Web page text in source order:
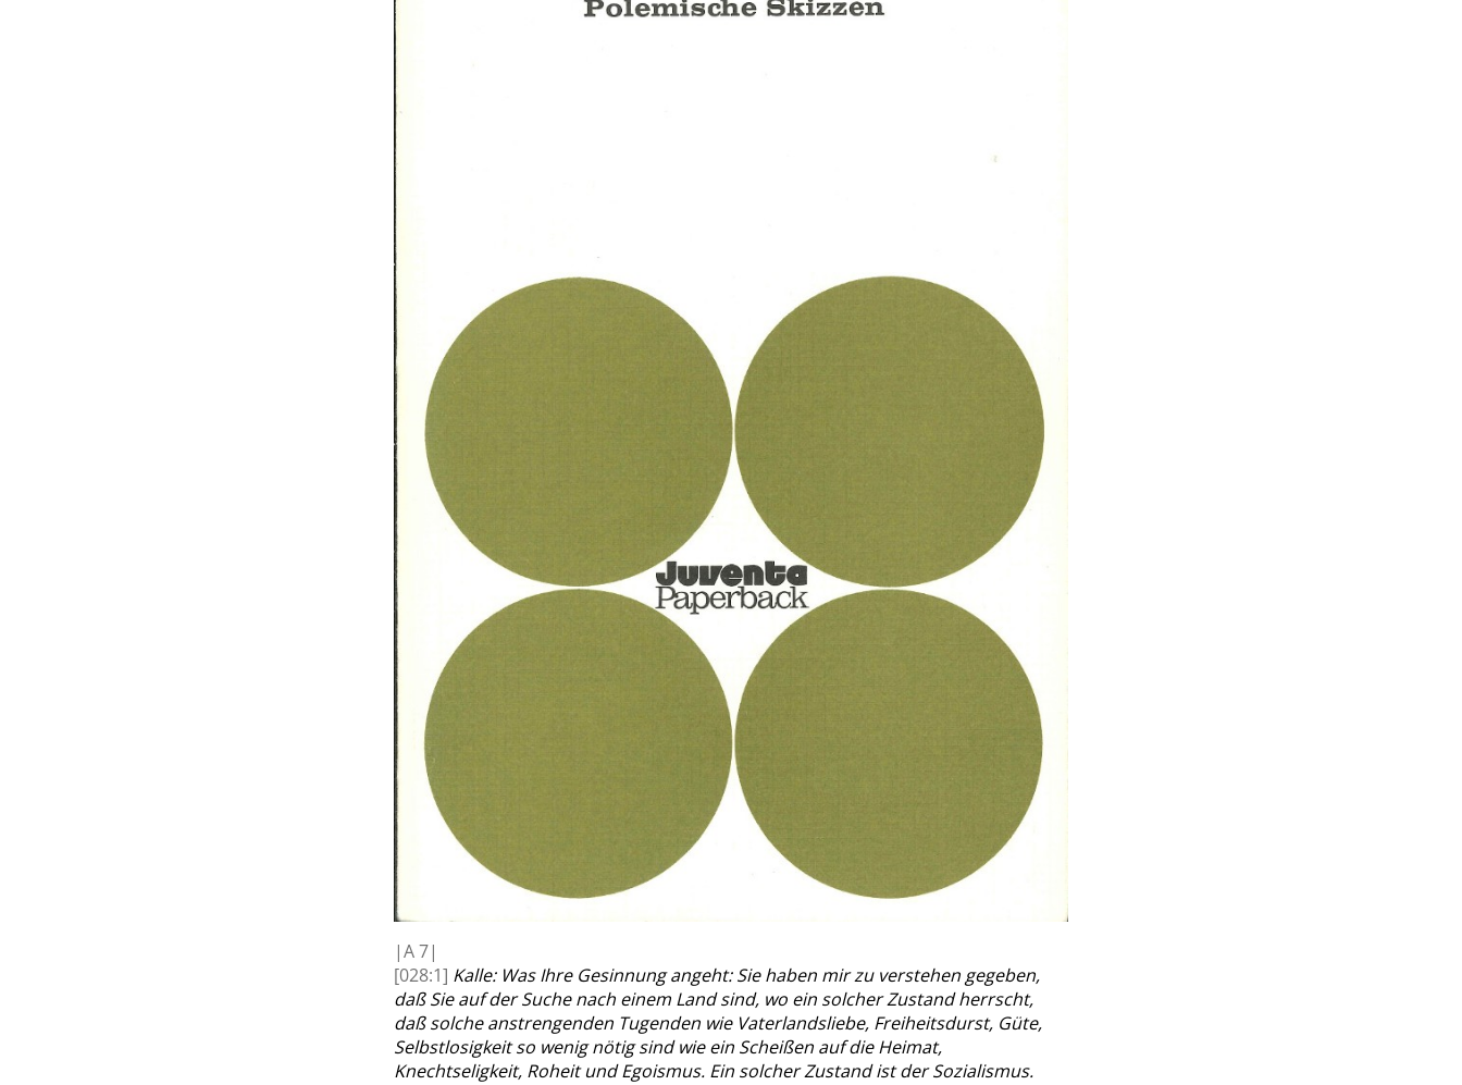
|A7|
[028:1] Kalle: Was Ihre Gesinnung angeht: Sie haben mir zu verstehen gegeben,
daß Sie auf der Suche nach einem Land sind, wo ein solcher Zustand herrscht,
daß solche anstrengenden Tugenden wie Vaterlandsliebe, Freiheitsdurst, Güte,
Selbstlosigkeit so wenig nötig sind wie ein Scheißen auf die Heimat,
Knechtseligkeit, Roheit und Egoismus. Ein solcher Zustand ist der Sozialismus.